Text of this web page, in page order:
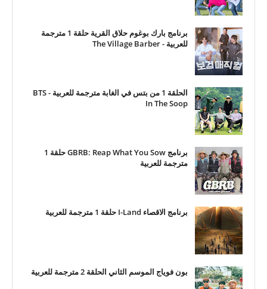
برنامج بارك بوغوم حلاق القرية حلقة 1 مترجمة
للعربية - The Village Barber
الحلقة 1 من بتس في الغابة مترجمة للعربية - BTS
In The Soop
برنامج GBRB: Reap What You Sow حلقة 1
مترجمة للعربية
برنامج الاقصاء I-Land حلقة 1 مترجمة للعربية
بون فوياج الموسم الثاني الحلقة 2 مترجمة للعربية